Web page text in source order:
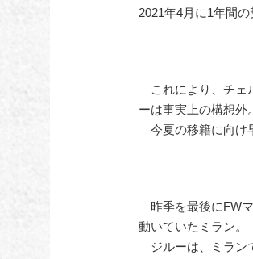
2021年4月に1年間の
これにより、チェ
ーは事実上の構想外。
今夏の移籍に向け
昨季を最後にFW
動いていたミラン。
ジルーは、ミラン